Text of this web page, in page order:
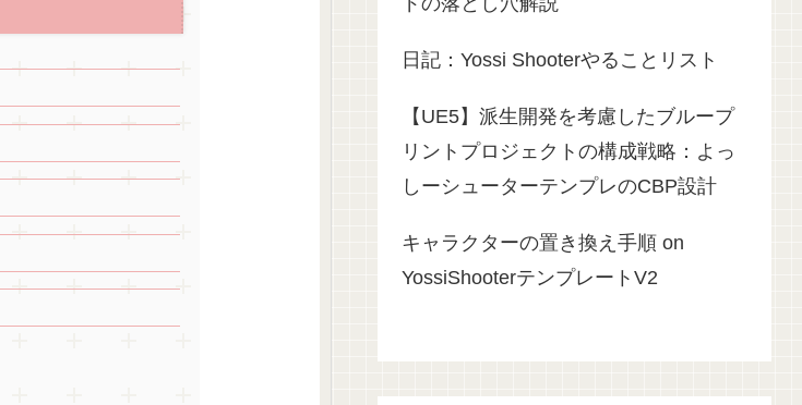
日記：Yossi Shooterやることリスト
【UE5】派生開発を考慮したブループ
リントプロジェクトの構成戦略：よっ
しーシューターテンプレのCBP設計
キャラクターの置き換え手順 on
YossiShooterテンプレートV2